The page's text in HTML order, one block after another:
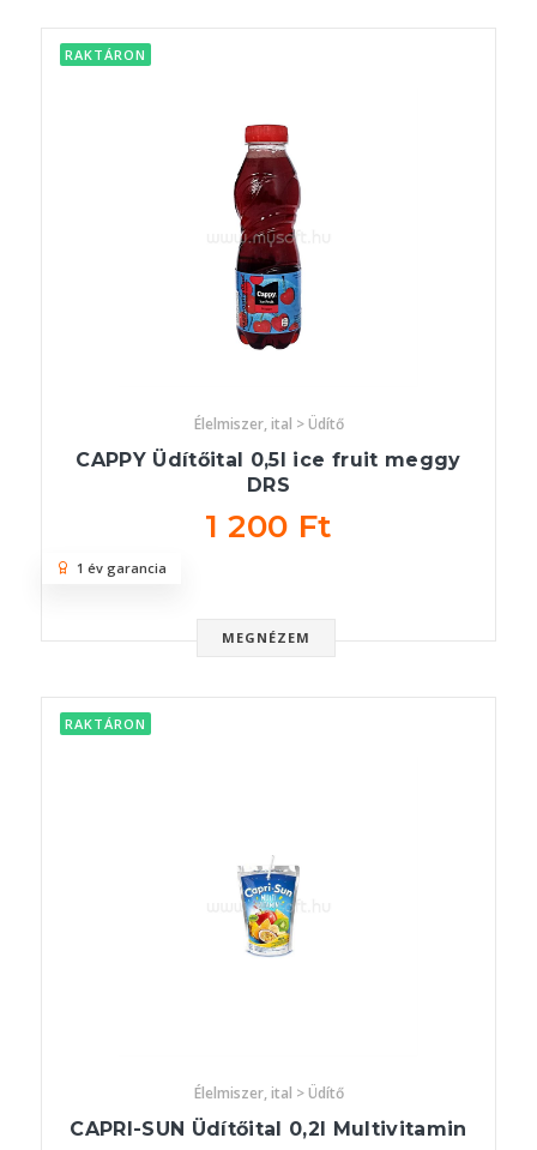
RAKTÁRON
Élelmiszer, ital > Üdítő
CAPPY Üdítőital 0,5l ice fruit meggy
DRS
1 200 Ft
MEGNÉZEM
1 év garancia
RAKTÁRON
Élelmiszer, ital > Üdítő
CAPRI-SUN Üdítőital 0,2l Multivitamin